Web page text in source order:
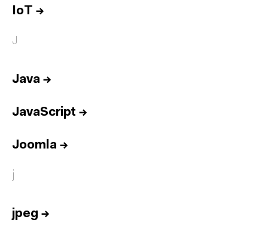
IoT →
J
Java →
JavaScript →
Joomla →
j
jpeg →